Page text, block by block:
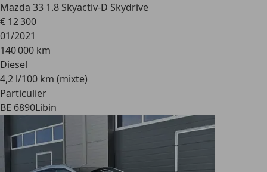
Mazda 33 1.8 Skyactiv-D Skydrive
€ 12 300
01/2021
140 000 km
Diesel
4,2 l/100 km (mixte)
Particulier
BE 6890Libin